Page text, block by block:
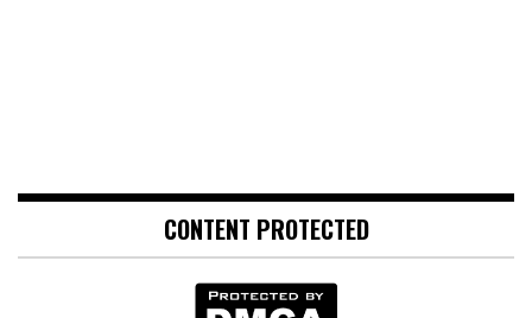
CONTENT PROTECTED